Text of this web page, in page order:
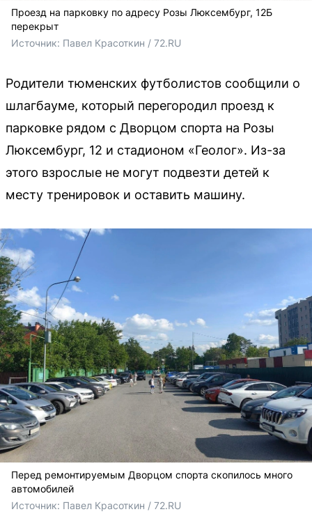
Проезд на парковку по адресу Розы Люксембург, 12Б
перекрыт
Источник: Павел Красоткин / 72.RU
Родители тюменских футболистов сообщили о
шлагбауме, который перегородил проезд к
парковке рядом с Дворцом спорта на Розы
Люксембург, 12 и стадионом «Геолог». Из-за
этого взрослые не могут подвезти детей к
месту тренировок и оставить машину.
Перед ремонтируемым Дворцом спорта скопилось много
автомобилей
Источник: Павел Красоткин / 72.RU